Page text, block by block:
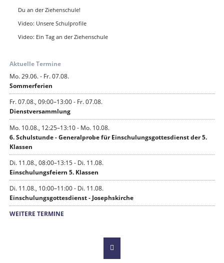
Du an der Ziehenschule!
Video: Unsere Schulprofile
Video: Ein Tag an der Ziehenschule
Aktuelle Termine
Mo. 29.06. - Fr. 07.08.
Sommerferien
Fr. 07.08., 09:00–13:00 - Fr. 07.08.
Dienstversammlung
Mo. 10.08., 12:25–13:10 - Mo. 10.08.
6. Schulstunde - Generalprobe für Einschulungsgottesdienst der 5.
Klassen
Di. 11.08., 08:00–13:15 - Di. 11.08.
Einschulungsfeiern 5. Klassen
Di. 11.08., 10:00–11:00 - Di. 11.08.
Einschulungsgottesdienst - Josephskirche
WEITERE TERMINE